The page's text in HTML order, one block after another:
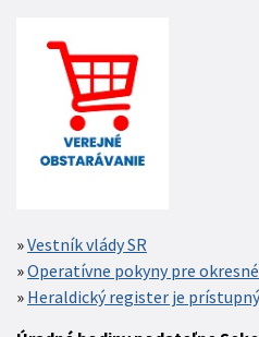
Vestník vlády SR
Operatívne pokyny pre
Heraldický register je